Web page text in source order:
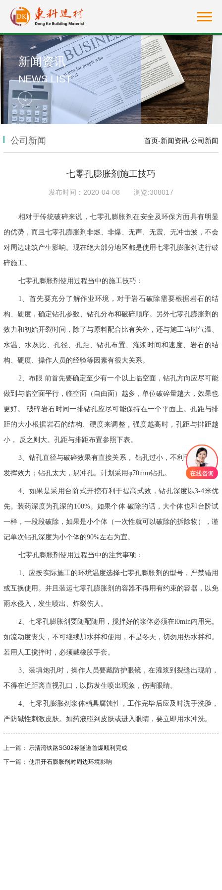
新闻资讯
NEWS LIST
公司新闻 首页-新闻资讯-公司新闻
七零孔膨胀剂施工技巧
发布时间：2020-04-08 浏览:308017
相对于传统破碎来说，七零孔膨胀剂在安全及环保方面具有明显
的优势，而且七零孔膨胀剂非燃、非爆、无声、无震、无冲击波，不会
对周边建筑产生影响。现在绝大部分地区都是使用七零孔膨胀剂进行破
碎施工。
七零孔膨胀剂使用过程当中的施工技巧：
1、首先要充分了解作业环境，对于岩石破除需要根据岩石的结
构、硬度，确定钻孔参数、钻孔分布和破碎顺序。另外七零孔膨胀剂的
效力和初始开裂时间，除了与原料配合比有关外，还与施工当时气温、
水温、水灰比、孔径、孔距、钻孔布置、灌浆时间和速度、岩石的结
构、硬度、操作人员的经验等因素有很大关系。
2、布眼 前首先要确定至少有一个以上临空面，钻孔方向应尽可能
做到与临空面平行，临空面（自由面）越多，单位破碎量越大，效果也
更好。 破碎岩石时同一排钻孔应尽可能保持在一个平面上。孔距与排
距的大小根据岩石的结构、硬度来调整，强度越高时，孔距与排距越
小， 反之则大。孔距与排距布置参照下表。
3、钻孔直径与破碎效果有直接关系， 钻孔过小，不利于药剂充分
发挥效力；钻孔太大，易冲孔。计划采用φ70mm钻孔。
4、如果是采用台阶式开挖有利于提高式效，钻孔深度以3-4米优
先。装药深度为孔深的100%。如果个体 破除的话，大个体也和台阶试
一样，一段段破除，如果是小个体（一次性就可以破除的拆除物），谨
记单次钻孔深度为小个体的90%左右为宜。
七零孔膨胀剂使用过程当中的注意事项：
1、应按实际施工的环境温度选择七零孔膨胀剂的型号，严禁错用
或互换使用。并且装运七零孔膨胀剂的容器不得用有约束的容器，以免
雨水侵入，发生喷出、炸裂伤人。
2、七零孔膨胀剂要随配随用，搅拌好的浆体必须在l0min内用完。
如流动度丧失，不可继续加水拌和使用，不是冬天，切勿用热水拌和。
若用人工搅拌时，必须戴橡胶手套。
3、装填炮孔时，操作人员要戴防护眼镜，在灌浆到裂缝出现前，
不得在近距离直视孔口，以防发生喷出现象，伤害眼睛。
4、七零孔膨胀剂浆体稍具腐蚀性，工作完毕后应及时洗手洗脸，
严防碱性刺激皮肤。如药液碰到皮肤或进入眼睛，要立即用水冲洗。
上一篇： 乐清湾铁路SG02标隧道首爆顺利完成
下一篇： 使用开石膨胀剂对周边环境影响